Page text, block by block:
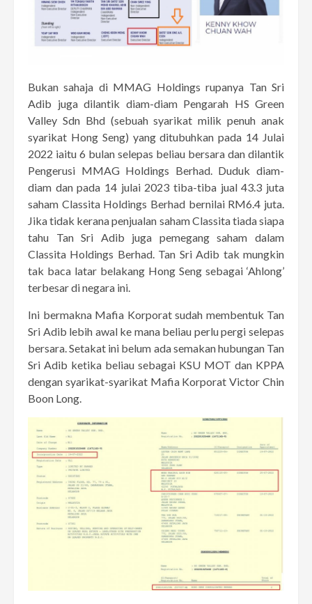
Bukan sahaja di MMAG Holdings rupanya Tan Sri
Adib juga dilantik diam-diam Pengarah HS Green
Valley Sdn Bhd (sebuah syarikat milik penuh anak
syarikat Hong Seng) yang ditubuhkan pada 14 Julai
2022 iaitu 6 bulan selepas beliau bersara dan dilantik
Pengerusi MMAG Holdings Berhad. Duduk diam-
diam dan pada 14 julai 2023 tiba-tiba jual 43.3 juta
saham Classita Holdings Berhad bernilai RM6.4 juta.
Jika tidak kerana penjualan saham Classita tiada siapa
tahu Tan Sri Adib juga pemegang saham dalam
Classita Holdings Berhad. Tan Sri Adib tak mungkin
tak baca latar belakang Hong Seng sebagai ‘Ahlong’
terbesar di negara ini.
Ini bermakna Mafia Korporat sudah membentuk Tan
Sri Adib lebih awal ke mana beliau perlu pergi selepas
bersara. Setakat ini belum ada semakan hubungan Tan
Sri Adib ketika beliau sebagai KSU MOT dan KPPA
dengan syarikat-syarikat Mafia Korporat Victor Chin
Boon Long.